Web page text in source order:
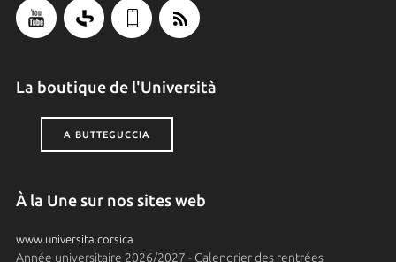
La boutique de l'Università
A BUTTEGUCCIA
À la Une sur nos sites web
www.universita.corsica
Année universitaire 2026/2027 - Calendrier des rentrées